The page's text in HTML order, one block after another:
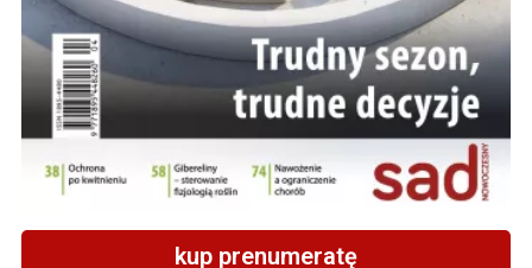
kup prenumeratę